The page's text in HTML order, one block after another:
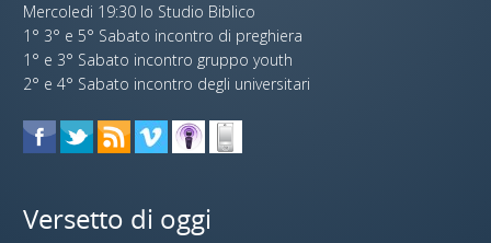
Mercoledi 19:30 lo Studio Biblico
1° 3° e 5° Sabato incontro di preghiera
1° e 3° Sabato incontro gruppo youth
2° e 4° Sabato incontro degli universitari
Versetto di oggi